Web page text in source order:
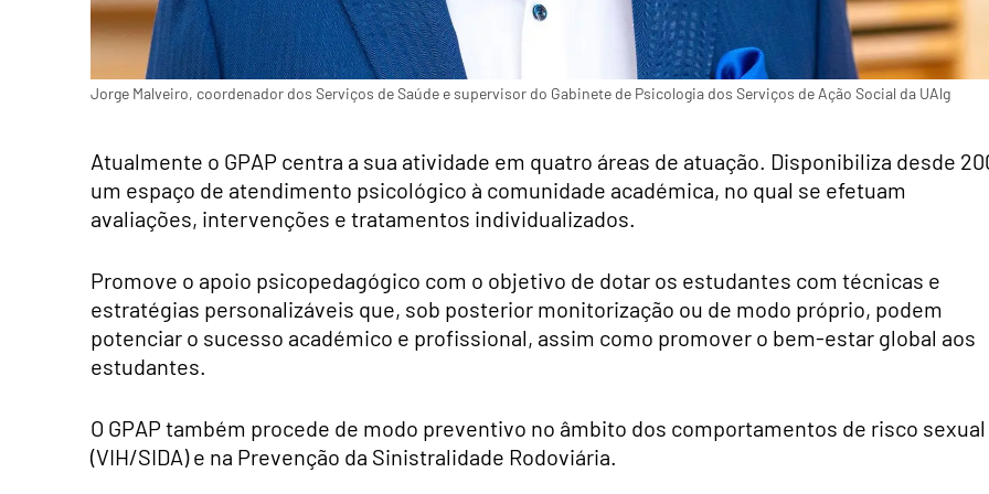
Jorge Malveiro, coordenador dos Serviços de Saúde e supervisor do Gabinete de Psicologia dos Serviços de Ação Social da UAlg
Atualmente o GPAP centra a sua atividade em quatro áreas de atuação. Disponibiliza desde
um espaço de atendimento psicológico à comunidade académica, no qual se efetuam
avaliações, intervenções e tratamentos individualizados.
Promove o apoio psicopedagógico com o objetivo de dotar os estudantes com técnicas e
estratégias personalizáveis que, sob posterior monitorização ou de modo próprio, podem
potenciar o sucesso académico e profissional, assim como promover o bem-estar global aos
estudantes.
O GPAP também procede de modo preventivo no âmbito dos comportamentos de risco sexual
(VIH/SIDA) e na Prevenção da Sinistralidade Rodoviária.